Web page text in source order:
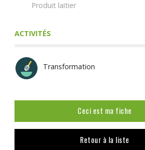
Produit laitier
ACTIVITÉS
Transformation
Ceci est ma fiche
Retour à la liste